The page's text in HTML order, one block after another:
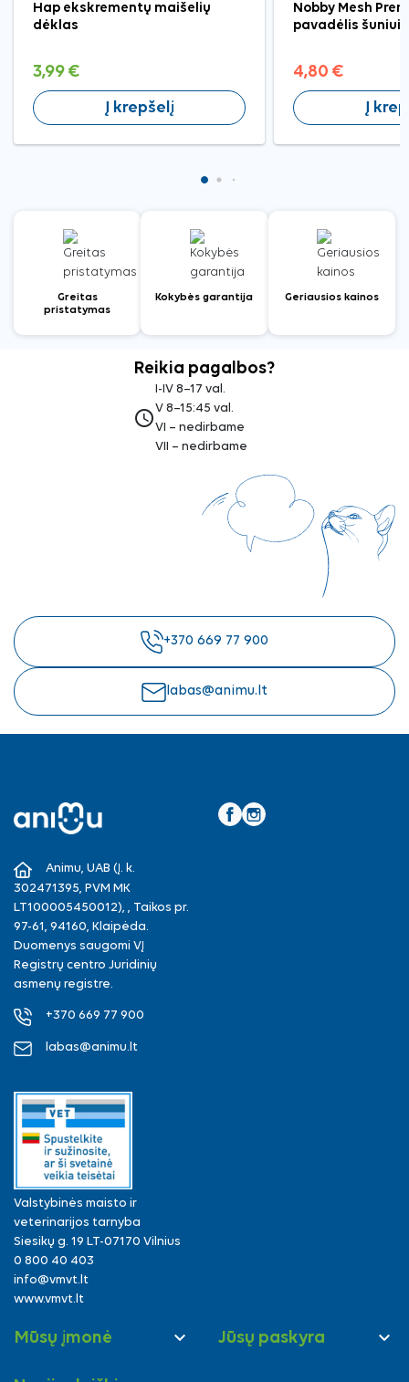
Hap ekskrementų maišelių
dėklas
3,99 €
Į krepšelį
Nobby Mesh
pavadėlis šuniui,
4,80 €
Į
Greitas
pristatymas
Kokybės garantija Geriausios kainos
Reikia pagalbos?
access_time
I-IV 8–17 val.
V 8–15:45 val.
VI – nedirbame
VII – nedirbame
+370 669 77 900
labas@animu.lt
Animu, UAB (Į. k.
302471395, PVM MK
LT100005450012), , Taikos pr.
97-61, 94160, Klaipėda.
Duomenys saugomi VĮ
Registrų centro Juridinių
asmenų registre.
+370 669 77 900
labas@animu.lt
Valstybinės maisto ir
veterinarijos tarnyba
Siesikų g. 19 LT-07170 Vilnius
0 800 40 403
info@vmvt.lt
www.vmvt.lt
Mūsų įmonė  Jūsų paskyra 